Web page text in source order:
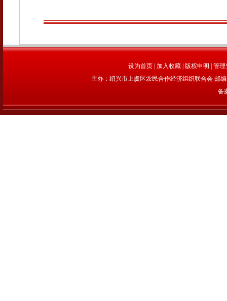
设为首页 加入收藏 版权申明
管理
主办：绍兴市上虞区农民合作经济组织联合会 邮
备